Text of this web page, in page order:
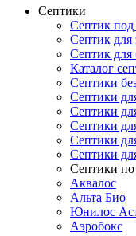
Септики
Септик
Септик для
Септик для
Каталог
Септики
Септики
Септики
Септики
Септики
Септики
Септики по
Аквалос
Альта Био
Юнилос
Аэробокс